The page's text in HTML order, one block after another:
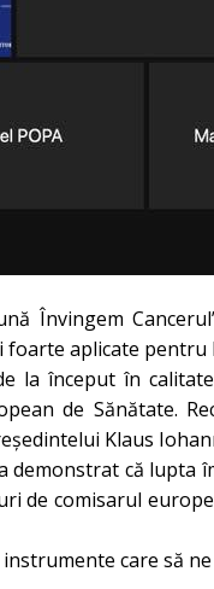
Învingem
foarte aplicate
la început în
de Sănătate.
Klaus
demonstrat că
de comisarul
care să